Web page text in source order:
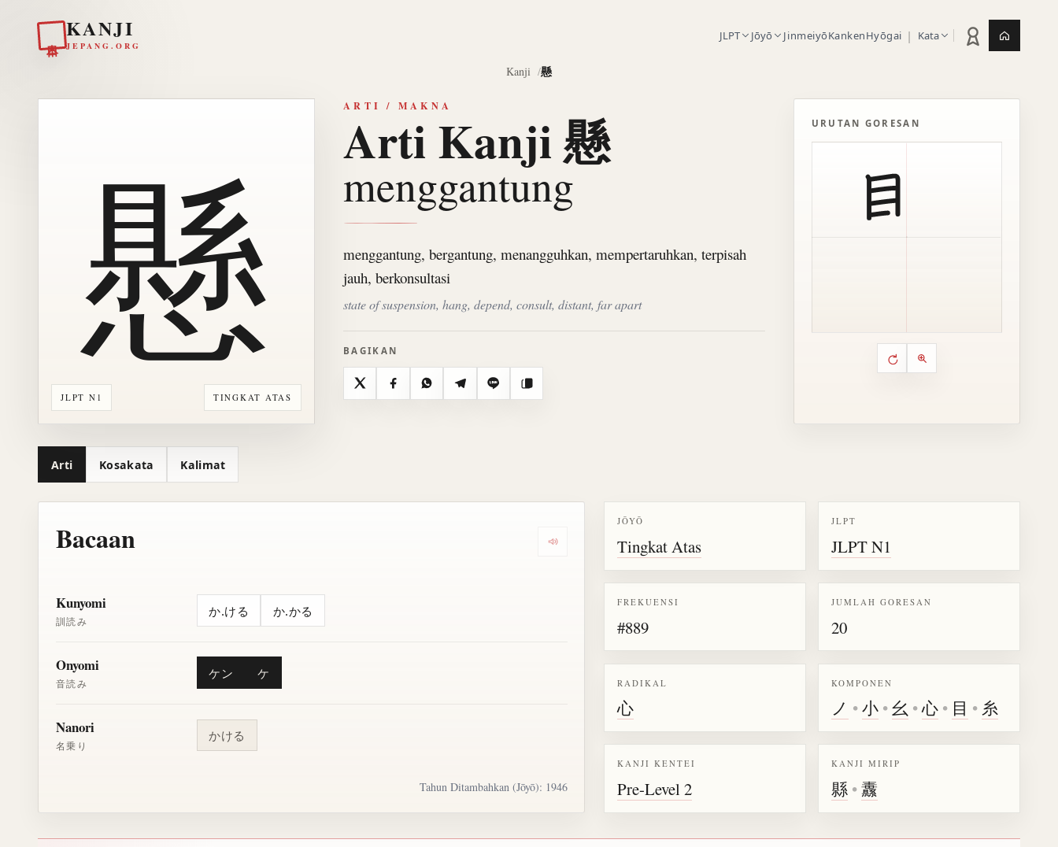
KANJI
JEPANG.ORG
JLPT Jōyō JinmeiyōKankenHyōgai | Kata Statistik latihan
Kanji 懸
JLPT N1 TINGKAT ATAS
懸
ARTI / MAKNA
Arti Kanji 懸
menggantung
menggantung, bergantung, menangguhkan, mempertaruhkan, terpisah
jauh, berkonsultasi
state of suspension, hang, depend, consult, distant, far apart
BAGIKAN
X FacebookWhatsAppTelegramLine Salin
URUTAN GORESAN
Kontrol animasi urutan
Putar ulang animasi
Perbesar animasi
Arti Kosakata Kalimat
Bacaan Dengarkan semua bacaan untuk kanji 懸
Kunyomi
訓読み
か.ける か.かる
Onyomi
音読み
ケン ケ
Nanori
名乗り
かける
Tahun Ditambahkan (Jōyō): 1946
JŌYŌ
Tingkat Atas
JLPT
JLPT N1
FREKUENSI
#889
JUMLAH GORESAN
20
RADIKAL
心
KOMPONEN
ノ •小 •幺 •心 • 目 • 糸
KANJI KENTEI
Pre-Level 2
KANJI MIRIP
縣 •纛